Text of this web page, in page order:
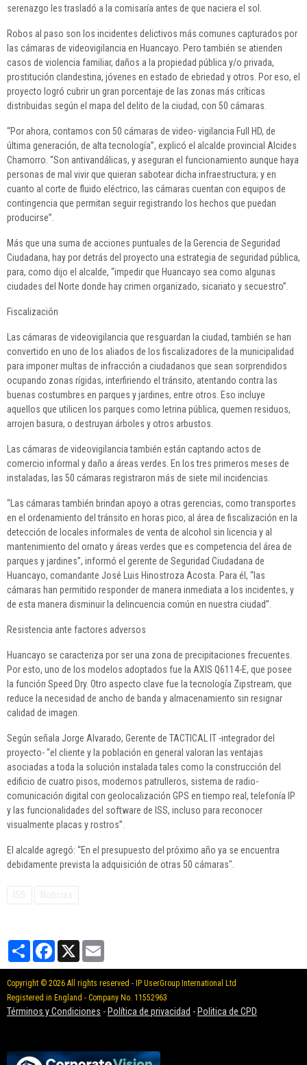
serenazgo les trasladó a la comisaría antes de que naciera el sol.
Robos al paso son los incidentes delictivos más comunes capturados por
las cámaras de videovigilancia en Huancayo. Pero también se atienden
casos de violencia familiar, daños a la propiedad pública y/o privada,
prostitución clandestina, jóvenes en estado de ebriedad y otros. Por eso, el
proyecto logró cubrir un gran porcentaje de las zonas más críticas
distribuidas según el mapa del delito de la ciudad, con 50 cámaras.
“Por ahora, contamos con 50 cámaras de video- vigilancia Full HD, de
última generación, de alta tecnología”, explicó el alcalde provincial Alcides
Chamorro. “Son antivandálicas, y aseguran el funcionamiento aunque haya
personas de mal vivir que quieran sabotear dicha infraestructura; y en
cuanto al corte de fluido eléctrico, las cámaras cuentan con equipos de
contingencia que permitan seguir registrando los hechos que puedan
producirse”.
Más que una suma de acciones puntuales de la Gerencia de Seguridad
Ciudadana, hay por detrás del proyecto una estrategia de seguridad pública,
para, como dijo el alcalde, “impedir que Huancayo sea como algunas
ciudades del Norte donde hay crimen organizado, sicariato y secuestro”.
Fiscalización
Las cámaras de videovigilancia que resguardan la ciudad, también se han
convertido en uno de los aliados de los fiscalizadores de la municipalidad
para imponer multas de infracción a ciudadanos que sean sorprendidos
ocupando zonas rígidas, interfiriendo el tránsito, atentando contra las
buenas costumbres en parques y jardines, entre otros. Eso incluye
aquellos que utilicen los parques como letrina pública, quemen residuos,
arrojen basura, o destruyan árboles y otros arbustos.
Las cámaras de videovigilancia también están captando actos de
comercio informal y daño a áreas verdes. En los tres primeros meses de
instaladas, las 50 cámaras registraron más de siete mil incidencias.
“Las cámaras también brindan apoyo a otras gerencias, como transportes
en el ordenamiento del tránsito en horas pico, al área de fiscalización en la
detección de locales informales de venta de alcohol sin licencia y al
mantenimiento del ornato y áreas verdes que es competencia del área de
parques y jardines”, informó el gerente de Seguridad Ciudadana de
Huancayo, comandante José Luis Hinostroza Acosta. Para él, “las
cámaras han permitido responder de manera inmediata a los incidentes, y
de esta manera disminuir la delincuencia común en nuestra ciudad”.
Resistencia ante factores adversos
Huancayo se caracteriza por ser una zona de precipitaciones frecuentes.
Por esto, uno de los modelos adoptados fue la AXIS Q6114-E, que posee
la función Speed Dry. Otro aspecto clave fue la tecnología Zipstream, que
reduce la necesidad de ancho de banda y almacenamiento sin resignar
calidad de imagen.
Según señala Jorge Alvarado, Gerente de TACTICAL IT -integrador del
proyecto- “el cliente y la población en general valoran las ventajas
asociadas a toda la solución instalada tales como la construcción del
edificio de cuatro pisos, modernos patrulleros, sistema de radio-
comunicación digital con geolocalización GPS en tiempo real, telefonía IP
y las funcionalidades del software de ISS, incluso para reconocer
visualmente placas y rostros”.
El alcalde agregó: “En el presupuesto del próximo año ya se encuentra
debidamente prevista la adquisición de otras 50 cámaras".
ISS Noticias
PartagerFacebook
X
Copyright © 2026 All rights reserved - IP UserGroup International Ltd
Registered in England - Company No. 11552963
Términos y Condiciones - Política de privacidad - Politica de CPD